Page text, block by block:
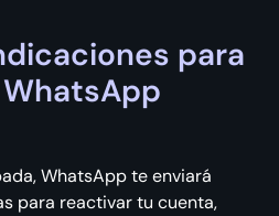
para
WhatsApp te enviará
para reactivar tu cuenta,